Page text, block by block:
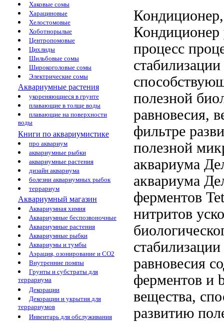
Хаковые сомы
Харациновые
Хелостомовые
Хоботнорылые
Центропомовые
Цихлиды
Шильбовые сомы
Широкоголовые сомы
Электрические сомы
Аквариумные растения
укореняющиеся в грунте
плавающие в толще воды
плавающие на поверхности
воды
Книги по аквариумистике
про аквариум
аквариумные рыбки
аквариумные растения
дизайн аквариума
болезни аквариумных рыбок
террариум
Аквариумный магазин
Аквариумная химия
Аквариумные беспозвоночные
Аквариумные растения
Аквариумные рыбки
Аквариумы и тумбы
Аэрация, озонирование и CO2
Внутренние помпы
Грунты и субстраты для
террариума
Декорации
Декорации и укрытия для
террариумов
Инвентарь для обслуживания
процесс
стабилизации
полезной
равновесия,
фильтре
полезной
аквариума
аквариума
ферментов
нитритов
стабилизации
равновесия
ферментов и
вещества,
развитию